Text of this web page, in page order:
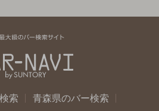
索
青森県のバー検索